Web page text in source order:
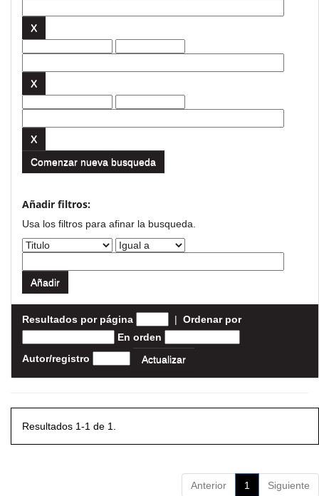
Comenzar nueva busqueda
Añadir filtros:
Usa los filtros para afinar la busqueda.
Resultados por página | Ordenar por
En orden
Autor/registro
Resultados 1-1 de 1.
Anterior 1 Siguiente